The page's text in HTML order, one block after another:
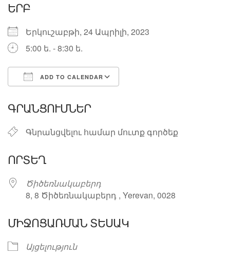
ԵՐԲ
Երկուշաբթի, 24 Ապրիլի, 2023
5:00 ե. - 8:30 ե.
ADD TO CALENDAR
ԳՐԱՆՑՈՒՄՆԵՐ
Գնրանցվելու համար մուտք գործեք
ՈՐՏԵՂ
Ծիծեռնակաբերդ
8, 8 Ծիծեռնակաբերդ , Yerevan, 0028
ՄԻՋՈՑԱՌՄԱՆ ՏԵՍԱԿ
Այցելություն